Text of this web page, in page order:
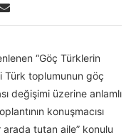
“Göç Türklerin
Türk toplumunun göç
değişimi üzerine anlamlı
konuşmacısı
tutan aile” konulu